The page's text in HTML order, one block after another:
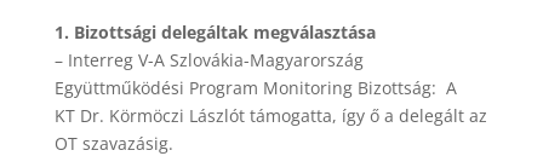
1. Bizottsági delegáltak megválasztása
– Interreg V-A Szlovákia-Magyarország
Együttműködési Program Monitoring Bizottság: A
KT Dr. Körmöczi Lászlót támogatta, így ő a delegált az
OT szavazásig.